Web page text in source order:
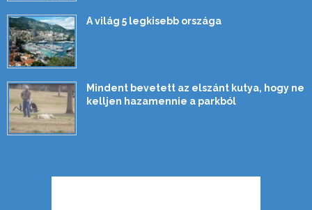
A világ 5 legkisebb országa
Mindent bevetett az elszánt kutya, hogy ne
kelljen hazamennie a parkból